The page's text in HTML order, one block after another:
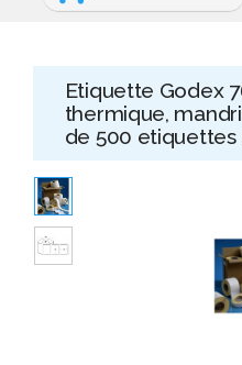
Etiquette Godex
thermique,
de 500 etiquettes